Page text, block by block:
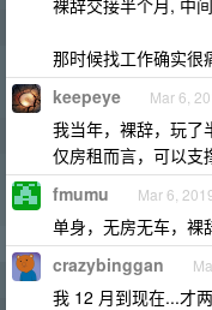
裸辞交接半个月, 中
那时候找工作确实很
keepeye Mar 6,
我当年，裸辞，玩了
仅房租而言，可以支
fmumu Mar 6,
单身，无房无车，裸
crazybinggan
我 12 月到现在...才